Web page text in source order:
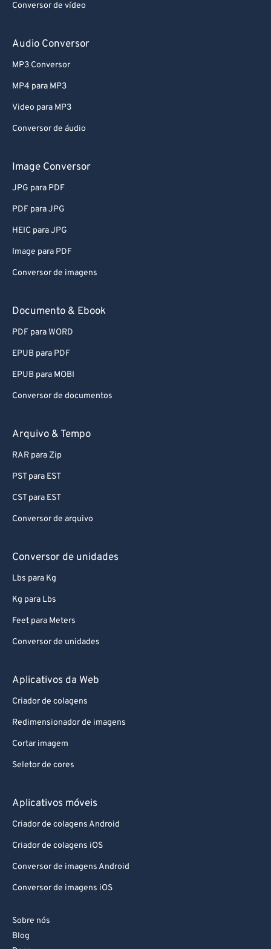
Conversor de vídeo
Audio Conversor
MP3 Conversor
MP4 para MP3
Video para MP3
Conversor de áudio
Image Conversor
JPG para PDF
PDF para JPG
HEIC para JPG
Image para PDF
Conversor de imagens
Documento & Ebook
PDF para WORD
EPUB para PDF
EPUB para MOBI
Conversor de documentos
Arquivo & Tempo
RAR para Zip
PST para EST
CST para EST
Conversor de arquivo
Conversor de unidades
Lbs para Kg
Kg para Lbs
Feet para Meters
Conversor de unidades
Aplicativos da Web
Criador de colagens
Redimensionador de imagens
Cortar imagem
Seletor de cores
Aplicativos móveis
Criador de colagens Android
Criador de colagens iOS
Conversor de imagens Android
Conversor de imagens iOS
Sobre nós
Blog